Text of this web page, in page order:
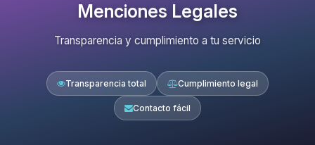
Menciones Legales
Transparencia y cumplimiento a tu servicio
Transparencia total Cumplimiento legal
Contacto fácil